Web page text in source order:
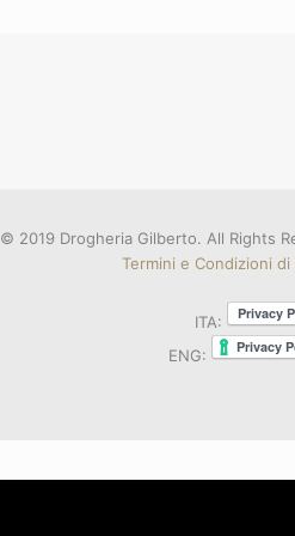
© 2019 Drogheria Gilberto. All Rights
Termini e Condizioni
ITA:
ENG: